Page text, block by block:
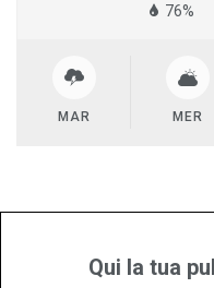
76%
MAR MER
Qui la tua